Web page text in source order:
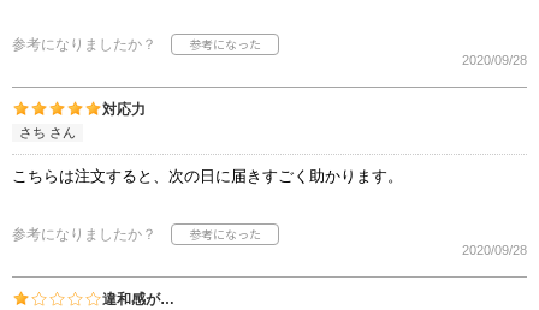
参考になりましたか？
2020/09/28
対応力
さち さん
こちらは注文すると、次の日に届きすごく助かります。
参考になりましたか？
2020/09/28
違和感が…